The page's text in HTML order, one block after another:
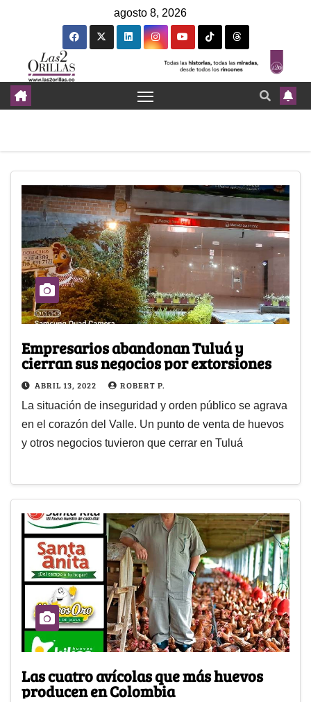
agosto 8, 2026
Empresarios abandonan Tuluá y
cierran sus negocios por extorsiones
ABRIL 13, 2022 ROBERT P.
La situación de inseguridad y orden público se agrava
en el corazón del Valle. Un punto de venta de huevos
y otros negocios tuvieron que cerrar en Tuluá
Las cuatro avícolas que más huevos
producen en Colombia